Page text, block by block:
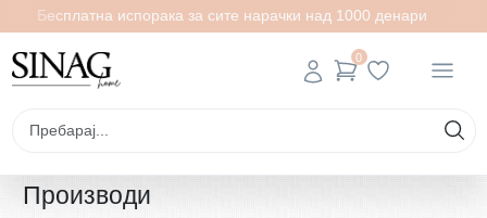
Бесплатна испорака за сите нарачки над 1000 денари
0
Производи